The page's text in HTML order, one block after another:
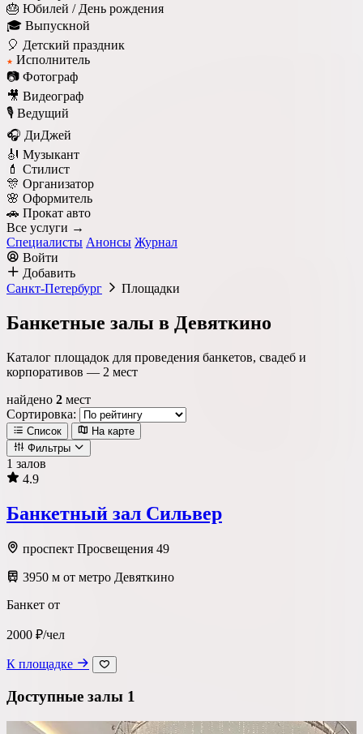
🎂 Юбилей / День рождения
🎓 Выпускной
🎈 Детский праздник
★ Исполнитель
📷 Фотограф
🎥 Видеограф
🎙️ Ведущий
🎧 ДиДжей
🎻 Музыкант
💄 Стилист
🎊 Организатор
🌸 Оформитель
🚗 Прокат авто
Все услуги →
Специалисты Анонсы Журнал
Войти
Добавить
Санкт-Петербург
Площадки
Банкетные залы в Девяткино
Каталог площадок для проведения банкетов, свадеб и
корпоративов — 2 мест
найдено 2 мест
Сортировка:
Список
На карте
Фильтры
Локация
Метро Район Округ
Тип площадки
Лофт
1 залов
4.9
Банкетный зал Сильвер
проспект Просвещения 49
3950 м от метро Девяткино
Банкет от
2000 ₽/чел
К площадке
Доступные залы 1